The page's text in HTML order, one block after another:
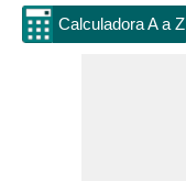
Calculadora A a Z